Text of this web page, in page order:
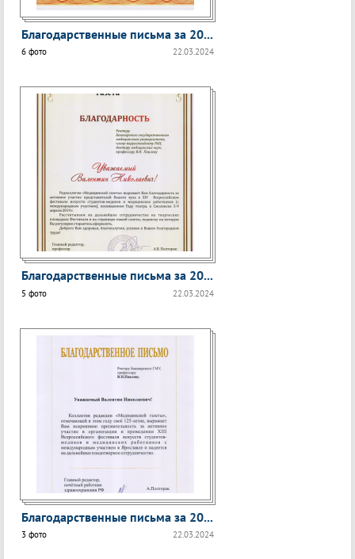
Благодарственные письма за 20...
22.03.2024
6 фото
Благодарственные письма за 20...
22.03.2024
5 фото
Благодарственные письма за 20...
22.03.2024
3 фото